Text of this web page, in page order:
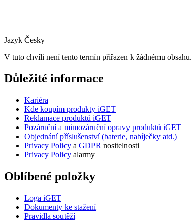
Jazyk Česky
V tuto chvíli není tento termín přiřazen k žádnému obsahu.
Důležité informace
Kariéra
Kde koupím produkty iGET
Reklamace produktů iGET
Pozáruční a mimozáruční opravy produktů iGET
Objednání příslušenství (baterie, nabíječky atd.)
Privacy Policy a GDPR nositelnosti
Privacy Policy alarmy
Oblíbené položky
Loga iGET
Dokumenty ke stažení
Pravidla soutěží